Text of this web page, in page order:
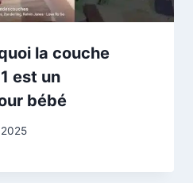
la couche
est un
bébé